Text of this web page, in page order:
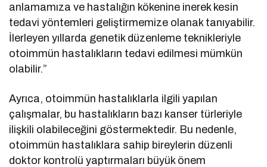
anlamamıza ve hastalığın kökenine inerek kesin
tedavi yöntemleri geliştirmemize olanak tanıyabilir.
İlerleyen yıllarda genetik düzenleme teknikleriyle
otoimmün hastalıkların tedavi edilmesi mümkün
olabilir.”
Ayrıca, otoimmün hastalıklarla ilgili yapılan
çalışmalar, bu hastalıkların bazı kanser türleriyle
ilişkili olabileceğini göstermektedir. Bu nedenle,
otoimmün hastalıklara sahip bireylerin düzenli
doktor kontrolü yaptırmaları büyük önem